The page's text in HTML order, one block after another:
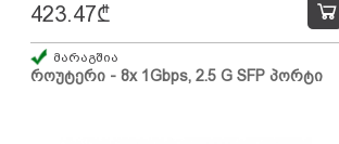
როუტერი - 8x 1Gbps, 2.5 G SFP პორტი
423.47₾
მარაგშია